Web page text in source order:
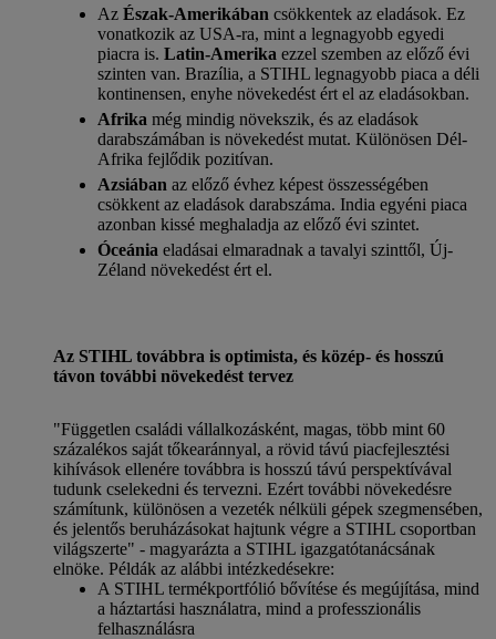
Az Észak-Amerikában csökkentek az eladások. Ez
vonatkozik az USA-ra, mint a legnagyobb egyedi
piacra is. Latin-Amerika ezzel szemben az előző évi
szinten van. Brazília, a STIHL legnagyobb piaca a déli
kontinensen, enyhe növekedést ért el az eladásokban.
Afrika még mindig növekszik, és az eladások
darabszámában is növekedést mutat. Különösen Dél-
Afrika fejlődik pozitívan.
Azsiában az előző évhez képest összességében
csökkent az eladások darabszáma. India egyéni piaca
azonban kissé meghaladja az előző évi szintet.
Óceánia eladásai elmaradnak a tavalyi szinttől, Új-
Zéland növekedést ért el.
Az STIHL továbbra is optimista, és közép- és hosszú
távon további növekedést tervez
"Független családi vállalkozásként, magas, több mint 60
százalékos saját tőkearánnyal, a rövid távú piacfejlesztési
kihívások ellenére továbbra is hosszú távú perspektívával
tudunk cselekedni és tervezni. Ezért további növekedésre
számítunk, különösen a vezeték nélküli gépek szegmensében,
és jelentős beruházásokat hajtunk végre a STIHL csoportban
világszerte" - magyarázta a STIHL igazgatótanácsának
elnöke. Példák az alábbi intézkedésekre:
A STIHL termékportfólió bővítése és megújítása, mind
a háztartási használatra, mind a professzionális
felhasználásra